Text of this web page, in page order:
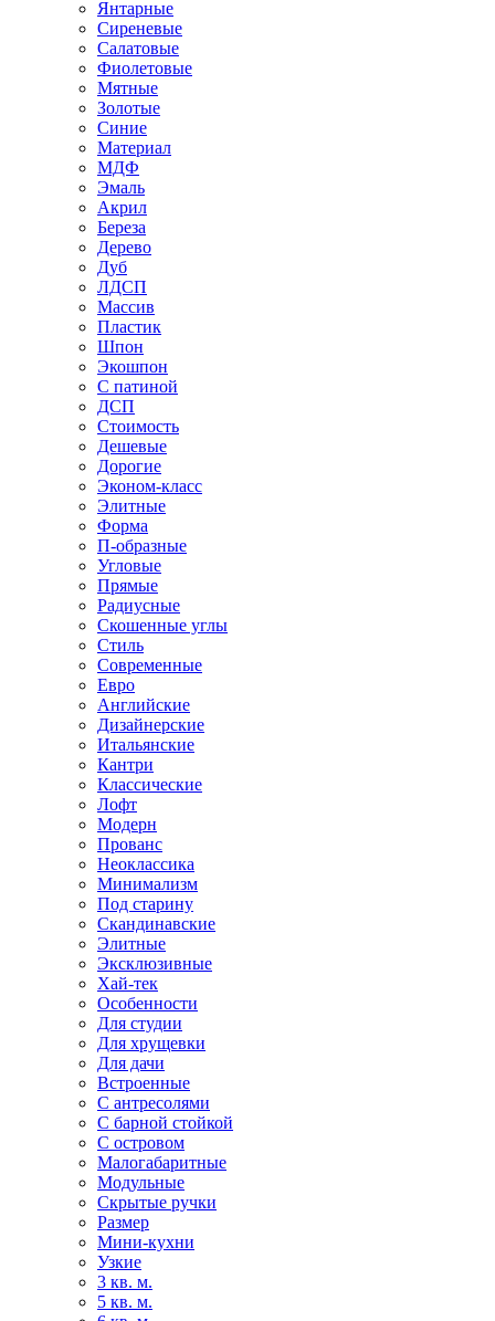
Янтарные
Сиреневые
Салатовые
Фиолетовые
Мятные
Золотые
Синие
Материал
МДФ
Эмаль
Акрил
Береза
Дерево
Дуб
ЛДСП
Массив
Пластик
Шпон
Экошпон
С патиной
ДСП
Стоимость
Дешевые
Дорогие
Эконом-класс
Элитные
Форма
П-образные
Угловые
Прямые
Радиусные
Скошенные углы
Стиль
Современные
Евро
Английские
Дизайнерские
Итальянские
Кантри
Классические
Лофт
Модерн
Прованс
Неоклассика
Минимализм
Под старину
Скандинавские
Элитные
Эксклюзивные
Хай-тек
Особенности
Для студии
Для хрущевки
Для дачи
Встроенные
С антресолями
С барной стойкой
С островом
Малогабаритные
Модульные
Скрытые ручки
Размер
Мини-кухни
Узкие
3 кв. м.
5 кв. м.